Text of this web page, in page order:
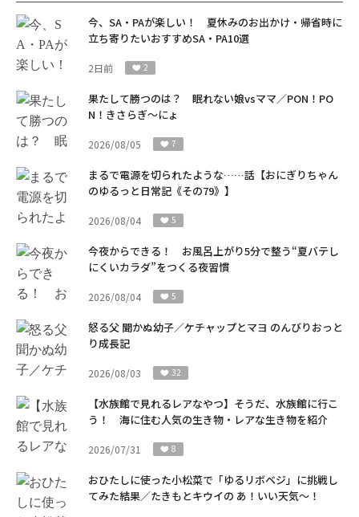
今、SA・PAが楽しい！ 夏休みのお出かけ・帰省時に
立ち寄りたいおすすめSA・PA10選
2日前 2
果たして勝つのは？ 眠れない娘vsママ／PON！PO
N！きさらぎ～にょ
2026/08/05 7
まるで電源を切られたような……話【おにぎりちゃん
のゆるっと日常記《その79》】
2026/08/04 5
今夜からできる！ お風呂上がり5分で整う“夏バテし
にくいカラダ”をつくる夜習慣
2026/08/04 5
怒る父 聞かぬ幼子／ケチャップとマヨ のんびりおっと
り成長記
2026/08/03 32
【水族館で見れるレアなやつ】そうだ、水族館に行こ
う！ 海に住む人気の生き物・レアな生き物を紹介
2026/07/31 8
おひたしに使った小松菜で「ゆるリボベジ」に挑戦し
てみた結果／たきもとキウイの あ！いい天気～！